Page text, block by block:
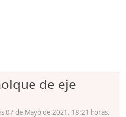
de eje
07 de Mayo de 2021. 18:21 horas.